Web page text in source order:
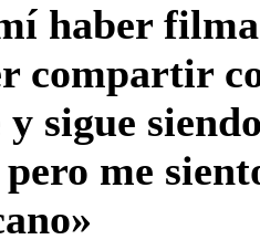
haber
compartir
sigue
me